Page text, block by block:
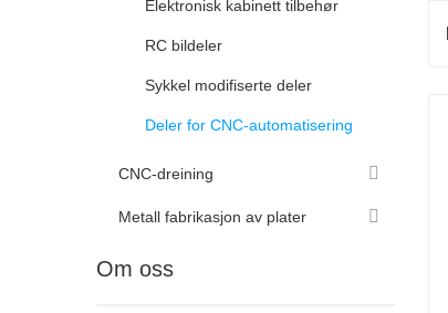
Elektronisk kabinett tilbehør
RC bildeler
Sykkel modifiserte deler
Deler for CNC-automatisering
CNC-dreining
Metall fabrikasjon av plater
Om oss